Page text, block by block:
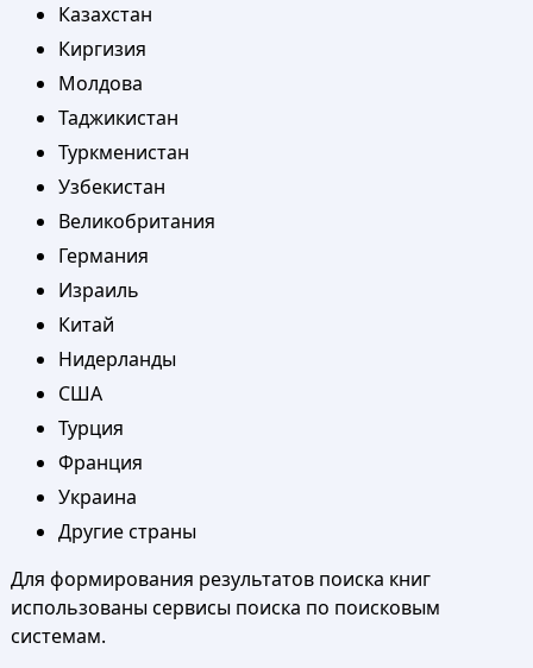
Казахстан
Киргизия
Молдова
Таджикистан
Туркменистан
Узбекистан
Великобритания
Германия
Израиль
Китай
Нидерланды
США
Турция
Франция
Украина
Другие страны
Для формирования результатов поиска книг
использованы сервисы поиска по поисковым
системам.